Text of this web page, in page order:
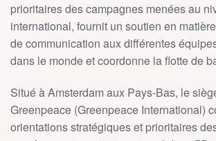
prioritaires des campagnes menées au
international, fournit un soutien en
de communication aux différentes
dans le monde et coordonne la flotte de
Situé à Amsterdam aux Pays-Bas, le
Greenpeace (Greenpeace International)
orientations stratégiques et prioritaires